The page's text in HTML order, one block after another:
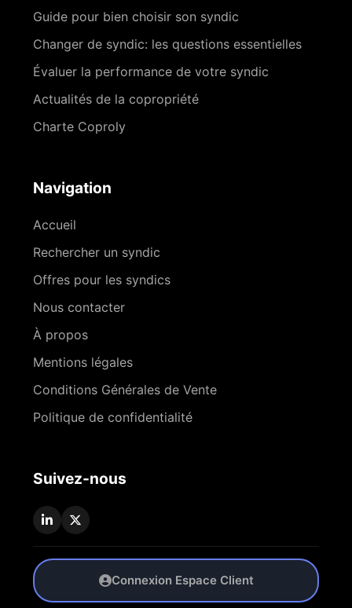
Guide pour bien choisir son syndic
Changer de syndic: les questions essentielles
Évaluer la performance de votre syndic
Actualités de la copropriété
Charte Coproly
Navigation
Accueil
Rechercher un syndic
Offres pour les syndics
Nous contacter
À propos
Mentions légales
Conditions Générales de Vente
Politique de confidentialité
Suivez-nous
Connexion Espace Client